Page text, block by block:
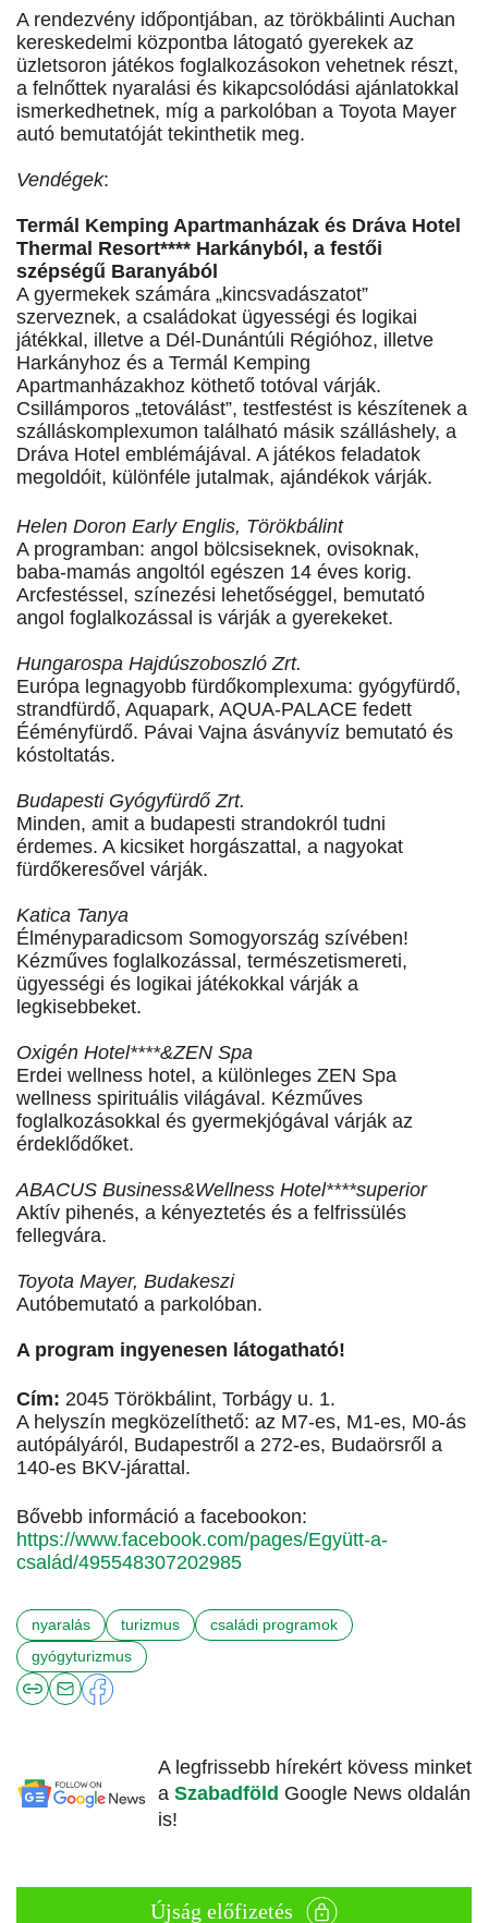
A rendezvény időpontjában, az törökbálinti Auchan
kereskedelmi központba látogató gyerekek az
üzletsoron játékos foglalkozásokon vehetnek részt,
a felnőttek nyaralási és kikapcsolódási ajánlatokkal
ismerkedhetnek, míg a parkolóban a Toyota Mayer
autó bemutatóját tekinthetik meg.
Vendégek:
Termál Kemping Apartmanházak és Dráva Hotel
Thermal Resort**** Harkányból, a festői
szépségű Baranyából
A gyermekek számára „kincsvadászatot”
szerveznek, a családokat ügyességi és logikai
játékkal, illetve a Dél-Dunántúli Régióhoz, illetve
Harkányhoz és a Termál Kemping
Apartmanházakhoz köthető totóval várják.
Csillámporos „tetoválást”, testfestést is készítenek a
szálláskomplexumon található másik szálláshely, a
Dráva Hotel emblémájával. A játékos feladatok
megoldóit, különféle jutalmak, ajándékok várják.
Helen Doron Early Englis, Törökbálint
A programban: angol bölcsiseknek, ovisoknak,
baba-mamás angoltól egészen 14 éves korig.
Arcfestéssel, színezési lehetőséggel, bemutató
angol foglalkozással is várják a gyerekeket.
Hungarospa Hajdúszoboszló Zrt.
Európa legnagyobb fürdőkomplexuma: gyógyfürdő,
strandfürdő, Aquapark, AQUA-PALACE fedett
Ééményfürdő. Pávai Vajna ásványvíz bemutató és
kóstoltatás.
Budapesti Gyógyfürdő Zrt.
Minden, amit a budapesti strandokról tudni
érdemes. A kicsiket horgászattal, a nagyokat
fürdőkeresővel várják.
Katica Tanya
Élményparadicsom Somogyország szívében!
Kézműves foglalkozással, természetismereti,
ügyességi és logikai játékokkal várják a
legkisebbeket.
Oxigén Hotel****&ZEN Spa
Erdei wellness hotel, a különleges ZEN Spa
wellness spirituális világával. Kézműves
foglalkozásokkal és gyermekjógával várják az
érdeklődőket.
ABACUS Business&Wellness Hotel****superior
Aktív pihenés, a kényeztetés és a felfrissülés
fellegvára.
Toyota Mayer, Budakeszi
Autóbemutató a parkolóban.
A program ingyenesen látogatható!
Cím: 2045 Törökbálint, Torbágy u. 1.
A helyszín megközelíthető: az M7-es, M1-es, M0-ás
autópályáról, Budapestről a 272-es, Budaörsről a
140-es BKV-járattal.
Bővebb információ a facebookon:
https://www.facebook.com/pages/Együtt-a-
család/495548307202985
nyaralás turizmus
családi programok
gyógyturizmus
A legfrissebb hírekért kövess minket
a Szabadföld Google News oldalán
is!
Újság előfizetés